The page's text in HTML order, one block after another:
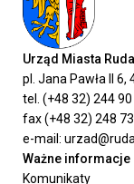
Urząd Miasta
pl. Jana Pawła II 6,
tel. (+48 32) 244 90
fax (+48 32) 248
e-mail:
Ważne informacje
Komunikaty